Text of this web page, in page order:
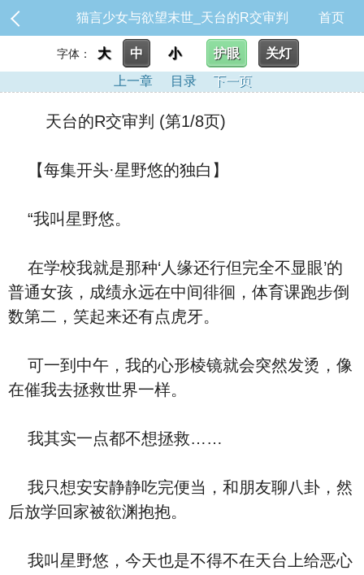
猫言少女与欲望末世_天台的R交审判 首页
字体： 大 中 小 护眼
关灯
上一章
目录 下一页
天台的R交审判 (第1/8页)
【每集开头·星野悠的独白】
“我叫星野悠。
在学校我就是那种‘人缘还行但完全不显眼’的
普通女孩，成绩永远在中间徘徊，体育课跑步倒
数第二，笑起来还有点虎牙。
可一到中午，我的心形棱镜就会突然发烫，像
在催我去拯救世界一样。
我其实一点都不想拯救……
我只想安安静静吃完便当，和朋友聊八卦，然
后放学回家被欲渊抱抱。
我叫星野悠，今天也是不得不在天台上给恶心